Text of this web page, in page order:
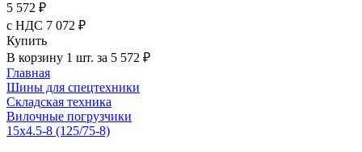
5 572 ₽
с НДС 7 072 ₽
Купить
В корзину 1 шт. за 5 572 ₽
Главная
Шины для спецтехники
Складская техника
Вилочные погрузчики
15x4.5-8 (125/75-8)